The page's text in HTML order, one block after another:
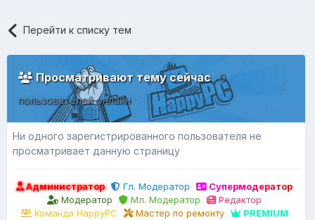
Перейти к списку тем
Просматривают тему сейчас0
пользователей онлайн
Ни одного зарегистрированного пользователя не
просматривает данную страницу
Администратор Гл. Модератор
Супермодератор
Модератор
Мл. Модератор
Редактор
Команда HappyPC
Мастер по ремонту PREMIUM